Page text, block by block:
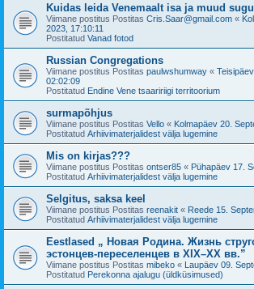
Kuidas leida Venemaalt isa ja muud
Viimane postitus Postitas Cris.Saar@gmail.com «
2023, 17:10:11
Postitatud Vanad fotod
Russian Congregations
Viimane postitus Postitas paulwshumway «
02:02:09
Postitatud Endine Vene tsaaririigi territoorium
surmapõhjus
Viimane postitus Postitas Vello « Kolmapäev 20.
Postitatud Arhiivimaterjalidest välja lugemine
Mis on kirjas???
Viimane postitus Postitas ontser85 « Pühapäev 17.
Postitatud Arhiivimaterjalidest välja lugemine
Selgitus, saksa keel
Viimane postitus Postitas reenakit « Reede 15.
Postitatud Arhiivimaterjalidest välja lugemine
Eestlased „ Новая Родина. Жизнь
эстонцев-переселенцев в XIX–XX вв.”
Viimane postitus Postitas mibeko « Laupäev 09.
Postitatud Perekonna ajalugu (üldküsimused)